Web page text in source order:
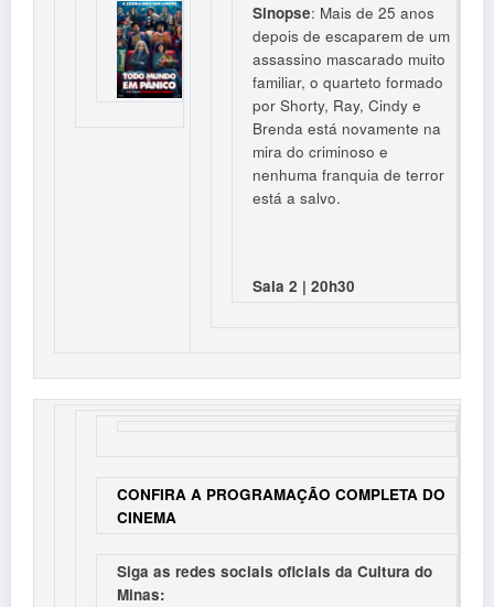
Sinopse: Mais de 25 anos
depois de escaparem de um
assassino mascarado muito
familiar, o quarteto formado
por Shorty, Ray, Cindy e
Brenda está novamente na
mira do criminoso e
nenhuma franquia de terror
está a salvo.
Sala 2 | 20h30
CONFIRA A PROGRAMAÇÃO COMPLETA DO
CINEMA
Siga as redes sociais oficiais da Cultura do
Minas: